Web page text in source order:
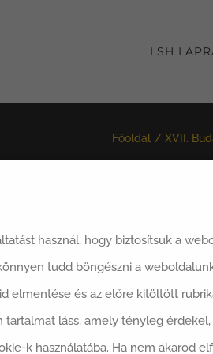
használ, hogy biztosítsuk a
tudd böngészni a
elmentése és az előre kitöltött
tartalmat láss, amely tényleg
k használatába. Ha nem akarod
LSH
Főoldal XVII.